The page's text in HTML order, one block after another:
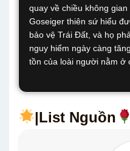
quay về chiều không
Goseiger thiên sứ hiểu
bảo vệ Trái Đất, và họ
nguy hiểm ngày càng
tồn của loài người nằm ở
|List Nguồn